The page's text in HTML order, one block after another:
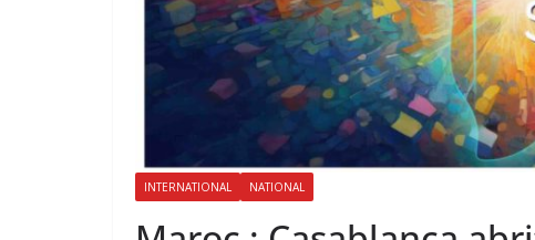
INTERNATIONAL NATIONAL